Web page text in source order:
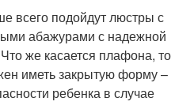
всего подойдут люстры с
абажурами с надежной
же касается плафона, то
иметь закрытую форму –
ребенка в случае